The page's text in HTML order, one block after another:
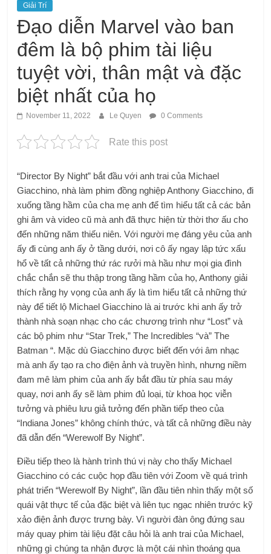
Giải Trí
Đạo diễn Marvel vào ban
đêm là bộ phim tài liệu
tuyệt vời, thân mật và đặc
biệt nhất của họ
November 11, 2022 Le Quyen 0 Comments
Rate this post
“Director By Night” bắt đầu với anh trai của Michael
Giacchino, nhà làm phim đồng nghiệp Anthony Giacchino, đi
xuống tầng hầm của cha mẹ anh để tìm hiểu tất cả các bản
ghi âm và video cũ mà anh đã thực hiện từ thời thơ ấu cho
đến những năm thiếu niên. Với người mẹ đáng yêu của anh
ấy đi cùng anh ấy ở tầng dưới, nơi cô ấy ngay lập tức xấu
hổ về tất cả những thứ rác rưởi mà hầu như mọi gia đình
chắc chắn sẽ thu thập trong tầng hầm của họ, Anthony giải
thích rằng hy vọng của anh ấy là tìm hiểu tất cả những thứ
này để tiết lộ Michael Giacchino là ai trước khi anh ấy trở
thành nhà soạn nhạc cho các chương trình như “Lost” và
các bộ phim như “Star Trek,” The Incredibles “và” The
Batman “. Mặc dù Giacchino được biết đến với âm nhạc
mà anh ấy tạo ra cho điện ảnh và truyền hình, nhưng niềm
đam mê làm phim của anh ấy bắt đầu từ phía sau máy
quay, nơi anh ấy sẽ làm phim đủ loại, từ khoa học viễn
tưởng và phiêu lưu giả tưởng đến phần tiếp theo của
“Indiana Jones” không chính thức, và tất cả những điều này
đã dẫn đến “Werewolf By Night”.
Điều tiếp theo là hành trình thú vị này cho thấy Michael
Giacchino có các cuộc họp đầu tiên với Zoom về quá trình
phát triển “Werewolf By Night”, lần đầu tiên nhìn thấy một số
quái vật thực tế của đặc biệt và liên tục ngạc nhiên trước kỹ
xảo điện ảnh được trưng bày. Vì người đàn ông đứng sau
máy quay phim tài liệu đặt câu hỏi là anh trai của Michael,
những gì chúng ta nhận được là một cái nhìn thoáng qua